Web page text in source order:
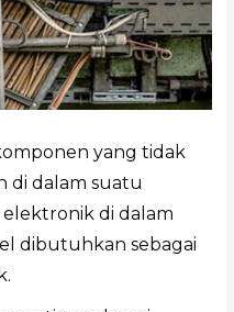
yang tidak
di dalam suatu
elektronik di dalam
dibutuhkan sebagai